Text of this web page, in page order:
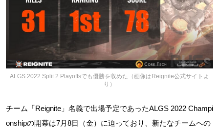
ALGS 2022 Split 2 Playoffsでも優勝を収めた（画像はReignite公式サイトよ
り）
チーム「Reignite」名義で出場予定であったALGS 2022 Champi
onshipの開幕は7月8日（金）に迫っており、新たなチームへの